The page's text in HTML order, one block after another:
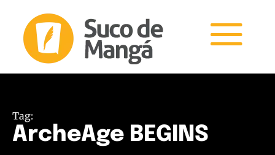
Tag:
ArcheAge BEGINS